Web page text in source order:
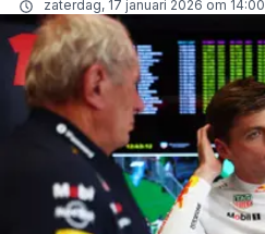
zaterdag, 17 januari 2026 om 14:00